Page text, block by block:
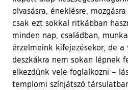
olvasásra, éneklésre,
csak ezt sokkal ritkábban
minden nap, családban,
érzelmeink kifejezésekor, de
deszkákra nem sokan lépnek
elkezdünk vele foglalkozni –
templomi színjátszó